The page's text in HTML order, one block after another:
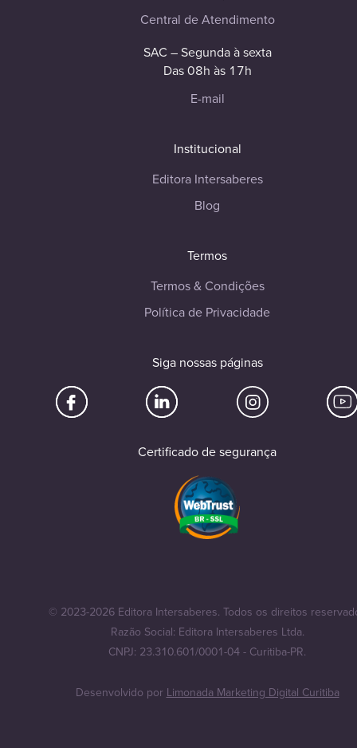
Central de Atendimento
SAC – Segunda à sexta
Das 08h às 17h
E-mail
Institucional
Editora Intersaberes
Blog
Termos
Termos & Condições
Política de Privacidade
Siga nossas páginas
Certificado de segurança
© 2023-2026 Editora Intersaberes. Todos os direitos
Razão Social: Editora Intersaberes Ltda.
CNPJ: 23.310.601/0001-04 - Curitiba-PR.
Desenvolvido por Limonada Marketing Digital Curitiba